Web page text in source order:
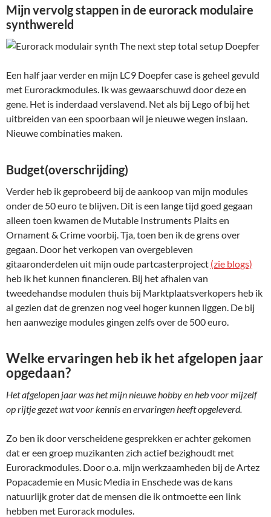
Mijn vervolg stappen in de eurorack modulaire
synthwereld
Een half jaar verder en mijn LC9 Doepfer case is geheel gevuld
met Eurorackmodules. Ik was gewaarschuwd door deze en
gene. Het is inderdaad verslavend. Net als bij Lego of bij het
uitbreiden van een spoorbaan wil je nieuwe wegen inslaan.
Nieuwe combinaties maken.
Budget(overschrijding)
Verder heb ik geprobeerd bij de aankoop van mijn modules
onder de 50 euro te blijven. Dit is een lange tijd goed gegaan
alleen toen kwamen de Mutable Instruments Plaits en
Ornament & Crime voorbij. Tja, toen ben ik de grens over
gegaan. Door het verkopen van overgebleven
gitaaronderdelen uit mijn oude partcasterproject (zie blogs)
heb ik het kunnen financieren. Bij het afhalen van
tweedehandse modulen thuis bij Marktplaatsverkopers heb ik
al gezien dat de grenzen nog veel hoger kunnen liggen. De bij
hen aanwezige modules gingen zelfs over de 500 euro.
Welke ervaringen heb ik het afgelopen jaar
opgedaan?
Het afgelopen jaar was het mijn nieuwe hobby en heb voor mijzelf
op rijtje gezet wat voor kennis en ervaringen heeft opgeleverd.
Zo ben ik door verscheidene gesprekken er achter gekomen
dat er een groep muzikanten zich actief bezighoudt met
Eurorackmodules. Door o.a. mijn werkzaamheden bij de Artez
Popacademie en Music Media in Enschede was de kans
natuurlijk groter dat de mensen die ik ontmoette een link
hebben met Eurorack modules.